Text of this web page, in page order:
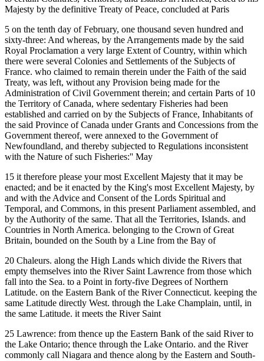
Majesty by the definitive Treaty of Peace, concluded at Paris
5 on the tenth day of February, one thousand seven hundred and
sixty-three: And whereas, by the Arrangements made by the said
Royal Proclamation a very large Extent of Country, within which
there were several Colonies and Settlements of the Subjects of
France. who claimed to remain therein under the Faith of the said
Treaty, was left, without any Provision being made for the
Administration of Civil Government therein; and certain Parts of 10
the Territory of Canada, where sedentary Fisheries had been
established and carried on by the Subjects of France, Inhabitants of
the said Province of Canada under Grants and Concessions from the
Government thereof, were annexed to the Government of
Newfoundland, and thereby subjected to Regulations inconsistent
with the Nature of such Fisheries:'' May
15 it therefore please your most Excellent Majesty that it may be
enacted; and be it enacted by the King's most Excellent Majesty, by
and with the Advice and Consent of the Lords Spiritual and
Temporal, and Commons, in this present Parliament assembled, and
by the Authority of the same. That all the Territories, Islands. and
Countries in North America. belonging to the Crown of Great
Britain, bounded on the South by a Line from the Bay of
20 Chaleurs. along the High Lands which divide the Rivers that
empty themselves into the River Saint Lawrence from those which
fall into the Sea. to a Point in forty-five Degrees of Northern
Latitude. on the Eastern Bank of the River Connecticut. keeping the
same Latitude directly West. through the Lake Champlain, until, in
the same Latitude. it meets the River Saint
25 Lawrence: from thence up the Eastern Bank of the said River to
the Lake Ontario; thence through the Lake Ontario. and the River
commonly call Niagara and thence along by the Eastern and South-